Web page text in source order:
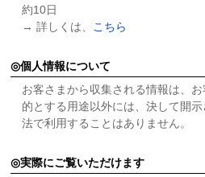
約10日
→ 詳しくは、
こちら
個人情報について
お客さまから収集される情報は、
的とする用途以外には、決して開
法で利用することはありません。
実際にご覧いただけます